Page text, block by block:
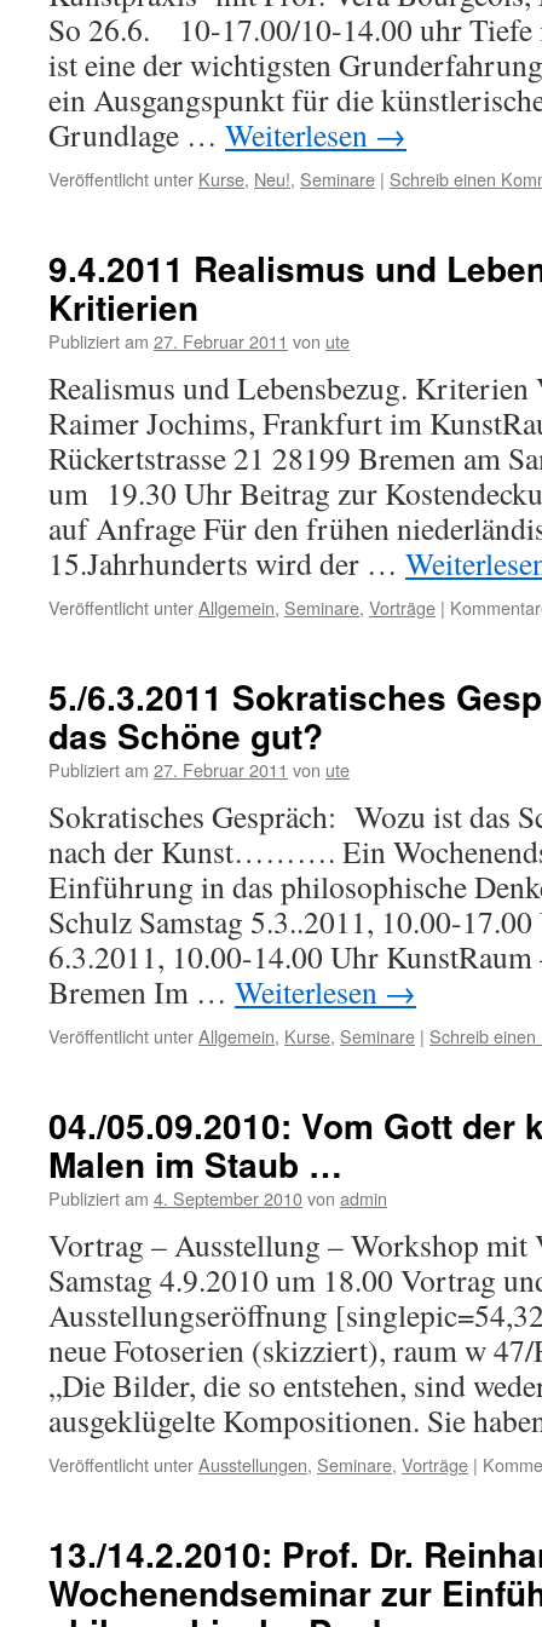
So 26.6. 10-17.00/10-14.00 uhr Tiefe
ist eine der wichtigsten
ein Ausgangspunkt für die
Grundlage … Weiterlesen →
Veröffentlicht unter Kurse, Neu!, Seminare | Schreib einen
9.4.2011 Realismus und
Kritierien
Publiziert am 27. Februar 2011 von ute
Realismus und Lebensbezug.
Raimer Jochims, Frankfurt im
Rückertstrasse 21 28199 Bremen am
um 19.30 Uhr Beitrag zur
auf Anfrage Für den frühen
15.Jahrhunderts wird der …
Veröffentlicht unterAllgemein, Seminare, Vorträge |
5./6.3.2011 Sokratisches
das Schöne gut?
Publiziert am 27. Februar 2011 von ute
Sokratisches Gespräch: Wozu ist das
nach der Kunst………. Ein
Einführung in das philosophische
Schulz Samstag 5.3..2011, 10.00-
6.3.2011, 10.00-14.00 Uhr KunstRaum
Bremen Im … Weiterlesen →
Veröffentlicht unterAllgemein, Kurse, Seminare | Schreib
04./05.09.2010: Vom Gott der
Malen im Staub …
Publiziert am 4. September 2010von admin
Vortrag – Ausstellung – Workshop
Samstag 4.9.2010 um 18.00 Vortrag
Ausstellungseröffnung
neue Fotoserien (skizziert), raum w
„Die Bilder, die so entstehen, sind
ausgeklügelte Kompositionen. Sie
Veröffentlicht unterAusstellungen, Seminare, Vorträge |
13./14.2.2010: Prof. Dr.
Wochenendseminar zur